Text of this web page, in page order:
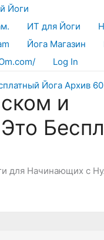
Йоги
ИТ для Йоги
Йога Магазин
Log In
и
для Начинающих с